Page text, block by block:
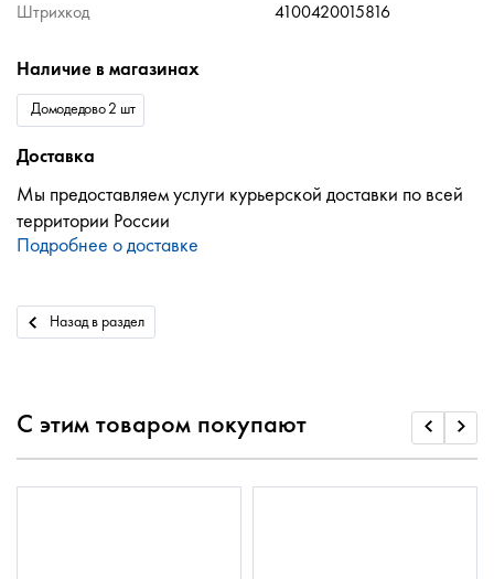
Штрихкод
4100420015816
Наличие в магазинах
Домодедово 2 шт
Доставка
Мы предоставляем услуги курьерской доставки по всей
территории России
Подробнее о доставке
Назад в раздел
С этим товаром покупают